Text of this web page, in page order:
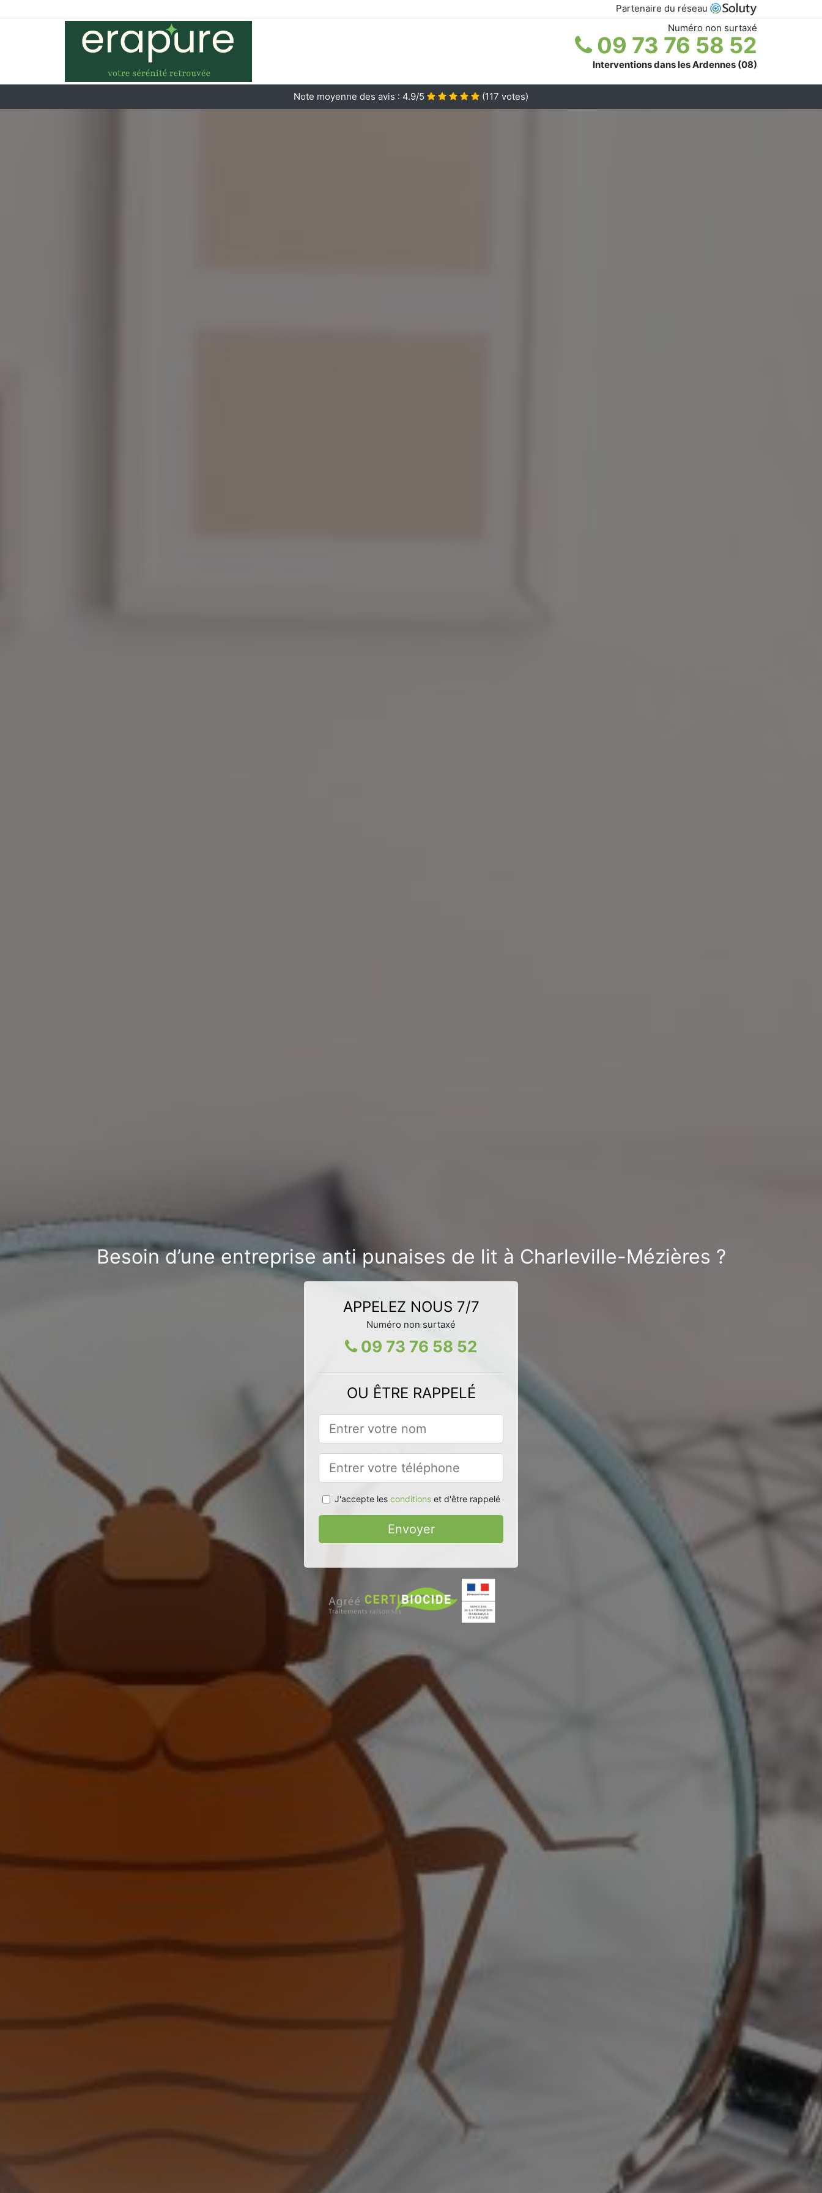
Partenaire du réseau
Numéro non surtaxé
09 73 76 58 52
Interventions dans les Ardennes (08)
Note moyenne des avis : 4.9/5 (117 votes)
Besoin d’une entreprise anti punaises de lit à Charleville-Mézières ?
APPELEZ NOUS 7/7
Numéro non surtaxé
09 73 76 58 52
OU ÊTRE RAPPELÉ
J'accepte les conditionset d'être rappelé
Envoyer